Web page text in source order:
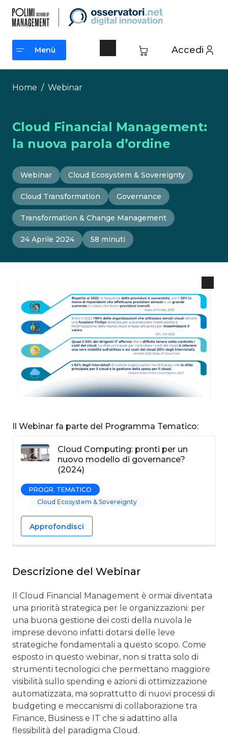
contenuto
Accedi
Menù
Menù
Home / Webinar
Cloud Financial Management:
la nuova parola d’ordine
Webinar Cloud Ecosystem & Sovereignty
Cloud Transformation Governance
Transformation & Change Management
24 Aprile 2024 58 minuti
Il Webinar fa parte del Programma Tematico:
Cloud Computing: pronti per un
nuovo modello di governance?
(2024)
PROGR. TEMATICO
Cloud Ecosystem & Sovereignty
Approfondisci
Descrizione del Webinar
Il Cloud Financial Management è ormai diventata
una priorità strategica per le organizzazioni: per
una buona gestione dei costi della nuvola le
imprese devono infatti dotarsi delle leve
strategiche fondamentali a questo scopo. Come
esposto in questo webinar, non si tratta solo di
strumenti tecnologici che permettano maggiore
visibilità sullo spending e azioni di ottimizzazione
automatizzata, ma soprattutto di nuovi processi di
budgeting e meccanismi di collaborazione tra
Finance, Business e IT che si adattino alla
flessibilità del paradigma Cloud.